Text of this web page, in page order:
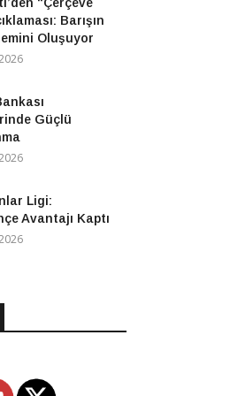
Barışın
Oluşuyor
Güçlü
Ligi:
Avantajı Kaptı